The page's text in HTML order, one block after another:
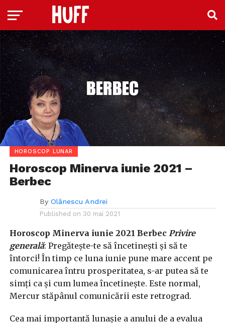
HOROSCOP LUNAR
Horoscop Minerva iunie 2021 –
Berbec
By Olănescu Andrei
Published on 30 mai 2021
Horoscop Minerva iunie 2021 Berbec Privire
generală: Pregătește-te să încetinești și să te
întorci! În timp ce luna iunie pune mare accent pe
comunicarea întru prosperitatea, s-ar putea să te
simți ca și cum lumea încetinește. Este normal,
Mercur stăpânul comunicării este retrograd.
Cea mai importantă lunașie a anului de a evalua